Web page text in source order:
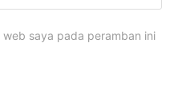
saya pada peramban ini